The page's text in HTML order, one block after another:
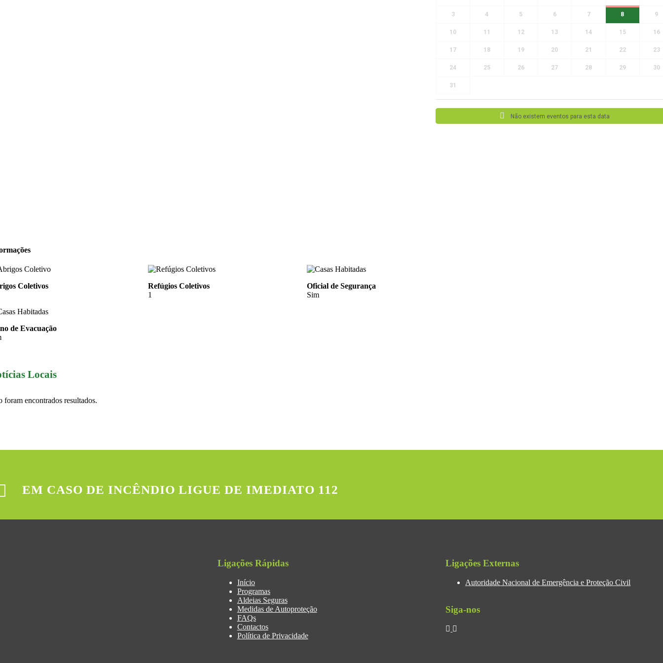
Coletivos
Refúgios Coletivos
1
Oficial de Segurança
Sim
de Evacuação
Locais
foram encontrados resultados.
3 4 5 6 7 8 9
10 11 12 13 14 15 16
17 18 19 20 21 22 23
24 25 26 27 28 29 30
31
Não existem eventos para esta data
EM CASO DE INCÊNDIO LIGUE DE IMEDIATO 112
Ligações Rápidas
Início
Programas
Aldeias Seguras
Medidas de Autoproteção
FAQs
Contactos
Política de Privacidade
Ligações Externas
Autoridade Nacional de Emergência e Proteção Civil
Siga-nos